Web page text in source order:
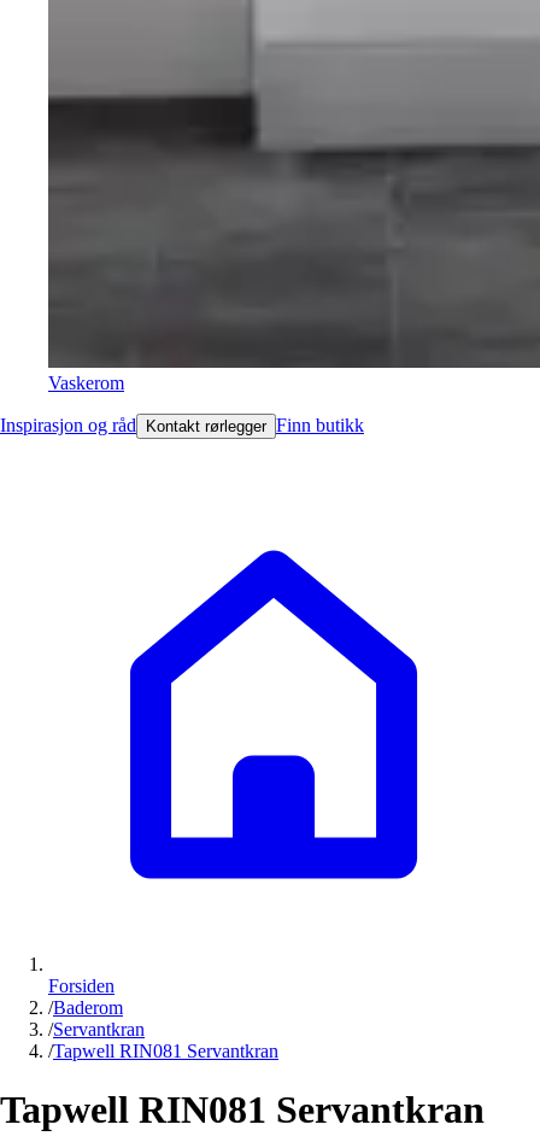
Vaskerom
Inspirasjon og råd Kontakt rørlegger Finn butikk
Forsiden
/Baderom
/Servantkran
/Tapwell RIN081 Servantkran
Tapwell RIN081 Servantkran